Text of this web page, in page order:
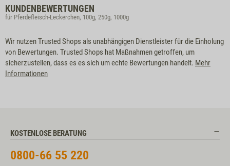
KUNDENBEWERTUNGEN
für Pferdefleisch-Leckerchen, 100g, 250g, 1000g
Wir nutzen Trusted Shops als unabhängigen Dienstleister für die Einholung
von Bewertungen. Trusted Shops hat Maßnahmen getroffen, um
sicherzustellen, dass es es sich um echte Bewertungen handelt. Mehr
Informationen
KOSTENLOSE BERATUNG
0800-66 55 220